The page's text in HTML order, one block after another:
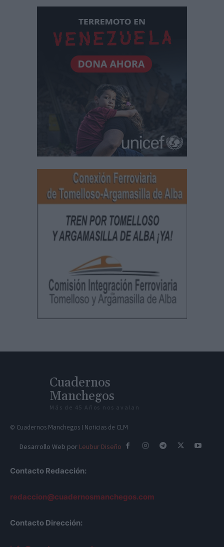
Cuadernos
Manchegos
Más de 45 Años nos avalan
© Cuadernos Manchegos | Noticias de CLM
Desarrollo Web por Leubur Diseño
Contacto Redacción:
redaccion@cuadernosmanchegos.com
Contacto Dirección: